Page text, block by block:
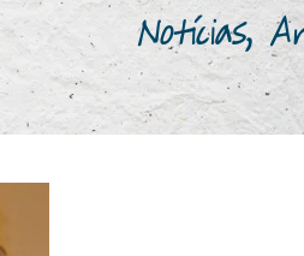
Notícias,